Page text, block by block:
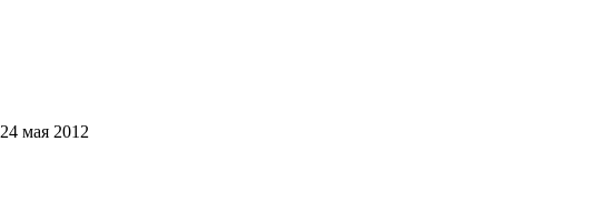
24 мая 2012